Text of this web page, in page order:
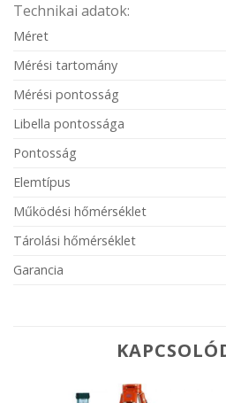
Technikai adatok:
Méret
Mérési tartomány
Mérési pontosság
Libella pontossága
Pontosság
Elemtípus
Működési hőmérséklet
Tárolási hőmérséklet
Garancia